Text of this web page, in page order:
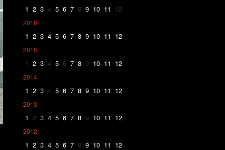
1 2 3 4 5 6 7 8 9 10 11 12
2016
1 2 3 4 5 6 7 8 9 10 11 12
2015
1 2 3 4 5 6 7 8 9 10 11 12
2014
1 2 3 4 5 6 7 8 9 10 11 12
2013
1 2 3 4 5 6 7 8 9 10 11 12
2012
1 2 3 4 5 6 7 8 9 10 11 12